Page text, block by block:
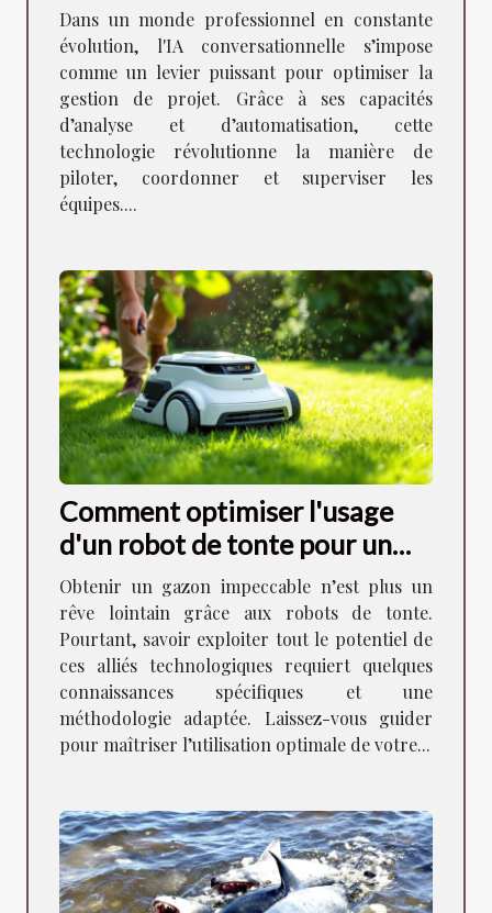
gestion de projet
Dans un monde professionnel en constante
évolution, l'IA conversationnelle s’impose
comme un levier puissant pour optimiser la
gestion de projet. Grâce à ses capacités
d’analyse et d’automatisation, cette
technologie révolutionne la manière de
piloter, coordonner et superviser les
équipes....
Comment optimiser l'usage
d'un robot de tonte pour un
gazon parfait ?
Obtenir un gazon impeccable n’est plus un
rêve lointain grâce aux robots de tonte.
Pourtant, savoir exploiter tout le potentiel de
ces alliés technologiques requiert quelques
connaissances spécifiques et une
méthodologie adaptée. Laissez-vous guider
pour maîtriser l’utilisation optimale de votre...